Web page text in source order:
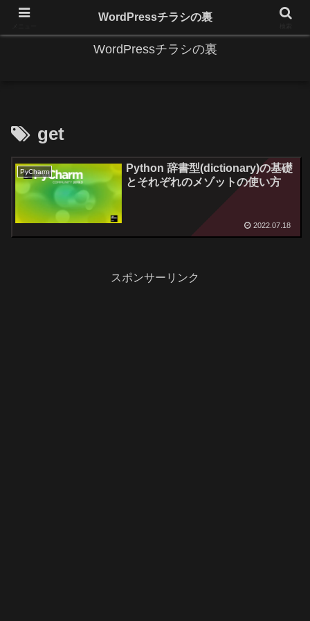
IT系に係る基礎的な情報と便利な使い方を更新します。
WordPressチラシの裏
get
PyCharm
Python 辞書型(dictionary)の基礎
とそれぞれのメゾットの使い方
2022.07.18
スポンサーリンク
WordPressチラシの裏